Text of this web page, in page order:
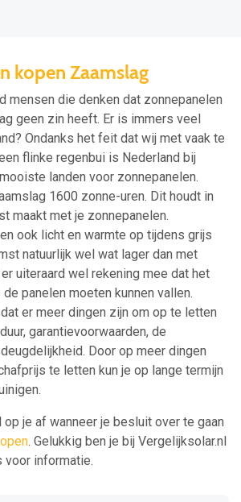
kopen Zaamslag
mensen die denken dat zonnepanelen
geen zin heeft. Er is immers veel
Ondanks het feit dat wij met vaak te
flinke regenbui is Nederland bij
landen voor zonnepanelen.
1600 zonne-uren. Dit houdt in
maakt met je zonnepanelen.
ook licht en warmte op tijdens grijs
natuurlijk wel wat lager dan met
uiteraard wel rekening mee dat het
panelen moeten kunnen vallen.
er meer dingen zijn om op te letten
garantievoorwaarden, de
Door op meer dingen
te letten kun je op lange termijn
op je af wanneer je besluit over te gaan
. Gelukkig ben je bij Vergelijksolar.nl
voor informatie.